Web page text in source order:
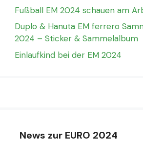
Fußball EM 2024 schauen am
Duplo & Hanuta EM ferrero
2024 – Sticker & Sammelalbum
Einlaufkind bei der EM 2024
News zur EURO 2024